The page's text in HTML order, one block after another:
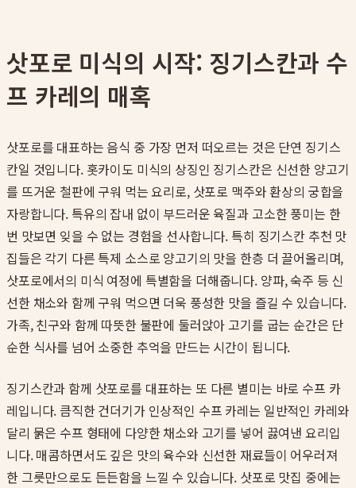
삿포로 미식의 시작: 징기스칸과 수
프 카레의 매혹
삿포로를 대표하는 음식 중 가장 먼저 떠오르는 것은 단연 징기스
칸일 것입니다. 홋카이도 미식의 상징인 징기스칸은 신선한 양고기
를 뜨거운 철판에 구워 먹는 요리로, 삿포로 맥주와 환상의 궁합을
자랑합니다. 특유의 잡내 없이 부드러운 육질과 고소한 풍미는 한
번 맛보면 잊을 수 없는 경험을 선사합니다. 특히 징기스칸 추천 맛
집들은 각기 다른 특제 소스로 양고기의 맛을 한층 더 끌어올리며,
삿포로에서의 미식 여정에 특별함을 더해줍니다. 양파, 숙주 등 신
선한 채소와 함께 구워 먹으면 더욱 풍성한 맛을 즐길 수 있습니다.
가족, 친구와 함께 따뜻한 불판에 둘러앉아 고기를 굽는 순간은 단
순한 식사를 넘어 소중한 추억을 만드는 시간이 됩니다.
징기스칸과 함께 삿포로를 대표하는 또 다른 별미는 바로 수프 카
레입니다. 큼직한 건더기가 인상적인 수프 카레는 일반적인 카레와
달리 묽은 수프 형태에 다양한 채소와 고기를 넣어 끓여낸 요리입
니다. 매콤하면서도 깊은 맛의 육수와 신선한 재료들이 어우러져
한 그릇만으로도 든든함을 느낄 수 있습니다. 삿포로 맛집 중에는